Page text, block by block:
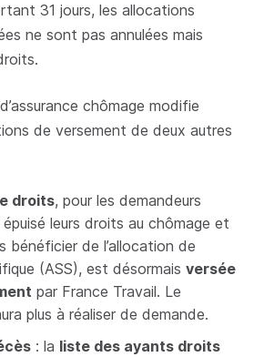
31 jours, les allocations
ne sont pas annulées mais
chômage modifie
de versement de deux autres
droits, pour les demandeurs
épuisé leurs droits au chômage et
bénéficier de l’allocation de
(ASS), est désormais versée
par France Travail. Le
plus à réaliser de demande.
: la liste des ayants droits